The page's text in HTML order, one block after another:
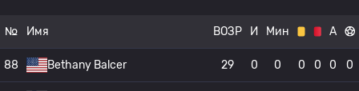
№ Имя ВОЗР И Мин А
88 Bethany Balcer 29 0 0 0 0 0 0